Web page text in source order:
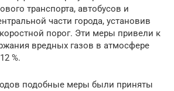
транспорта, автобусов и
части города, установив
порог. Эти меры привели к
вредных газов в атмосфере
%.
подобные меры были приняты